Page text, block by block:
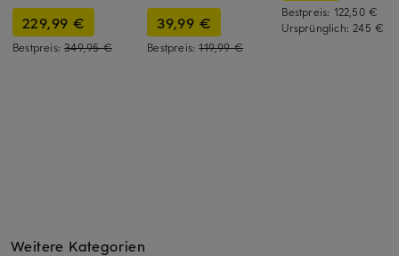
229,99 €
Bestpreis:349,95 €
39,99 €
Bestpreis:119,99 €
Bestpreis: 122,50 €
Ursprünglich:245 €
Weitere Kategorien